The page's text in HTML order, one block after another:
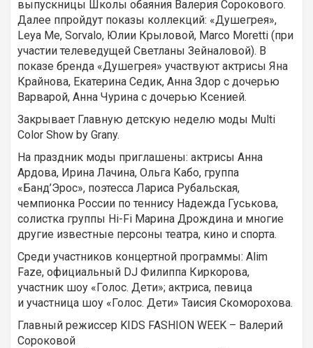
выпускницы Школы обаяния Валерия Сорокового.
Далее ппройдут показы коллекций: «Душегрея»,
Leya Me, Sorvalo, Юлии Крыловой, Marco Moretti (при
участии телеведущей Светланы Зейналовой). В
показе бренда «Душегрея» участвуют актрисы Яна
Крайнова, Екатерина Седик, Анна Здор с дочерью
Варварой, Анна Чурина с дочерью Ксенией.
Закрывает Главную детскую неделю моды Multi
Color Show by Grany.
На праздник моды приглашены: актрисы Анна
Ардова, Ирина Лачина, Ольга Кабо, группа
«Банд’Эрос», поэтесса Лариса Рубальская,
чемпионка России по теннису Надежда Гуськова,
солистка группы Hi-Fi Марина Дрождина и многие
другие известные персоны театра, кино и спорта.
Среди участников концертной программы: Alim
Faze, официальный DJ Филиппа Киркорова,
участник шоу «Голос. Дети»; актриса, певица
и участница шоу «Голос. Дети» Таисия Скоморохова.
Главный режиссер KIDS FASHION WEEK – Валерий
Сороковой